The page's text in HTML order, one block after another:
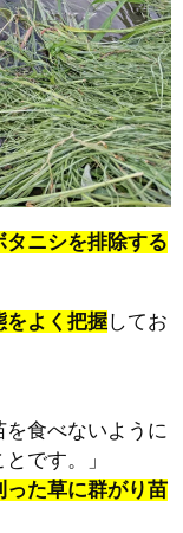
タニシを排除する
をよく把握してお
を食べないように
です。」
った草に群がり苗